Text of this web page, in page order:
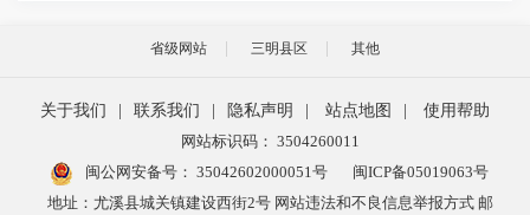
省级网站 三明县区 其他
关于我们 联系我们 隐私声明 站点地图
使用帮助
网站标识码： 3504260011
闽公网安备号： 35042602000051号
闽ICP备05019063号
地址：尤溪县城关镇建设西街2号 网站违法和不良信息举报方式 邮